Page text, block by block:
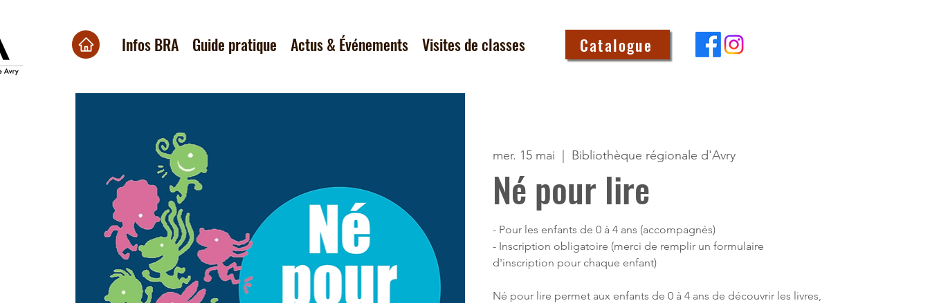
Infos BRA Guide pratique Actus & Événements Visites de classes Catalogue
mer. 15 mai Bibliothèque régionale d'Avry
Né pour lire
- Pour les enfants de 0 à 4 ans (accompagnés)
- Inscription obligatoire (merci de remplir un formulaire
d'inscription pour chaque enfant)
Né pour lire permet aux enfants de 0 à 4 ans de découvrir les livres,